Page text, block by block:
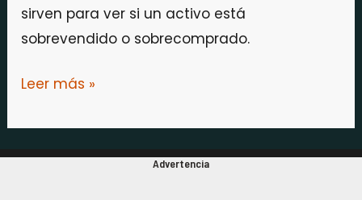
sirven para ver si un activo está
sobrevendido o sobrecomprado.
Leer más »
Advertencia